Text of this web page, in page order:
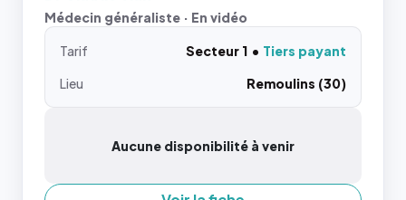
Médecin généraliste · En vidéo
Tarif Secteur 1
Tiers payant
Lieu
Remoulins (30)
Aucune disponibilité à venir